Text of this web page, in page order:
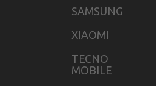
SAMSUNG
XIAOMI
TECNO
MOBILE